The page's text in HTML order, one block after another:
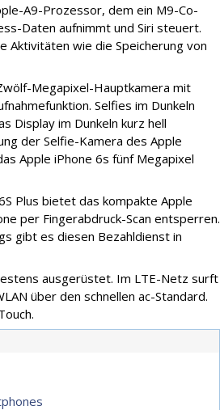
A9-Prozessor, dem ein M9-Co-
Daten aufnimmt und Siri steuert.
Aktivitäten wie die Speicherung von
Megapixel-Hauptkamera mit
Selfies im Dunkeln
Display im Dunkeln kurz hell
der Selfie-Kamera des Apple
Apple iPhone 6s fünf Megapixel
Plus bietet das kompakte Apple
per Fingerabdruck-Scan entsperren.
gibt es diesen Bezahldienst in
ausgerüstet. Im LTE-Netz surft
über den schnellen ac-Standard.